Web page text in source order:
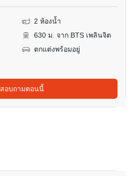
2 ห้องน้ำ
630 ม. จาก BTS เพลินจิต
ตกแต่งพร้อมอยู่
สอบถามตอนนี้